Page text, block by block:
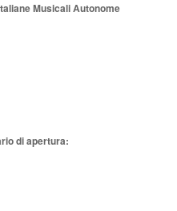
Musicali Autonome
di apertura: